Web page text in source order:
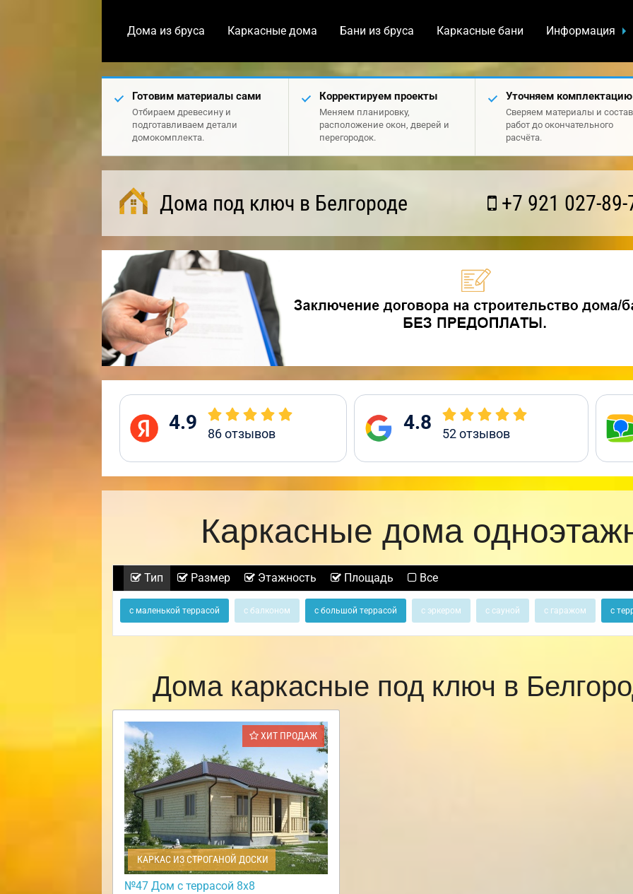
Дома из бруса Каркасные дома Бани из бруса Каркасные бани Информация
Готовим материалы сами
Отбираем древесину и
подготавливаем детали
домокомплекта.
Корректируем проекты
Меняем планировку,
расположение окон, дверей и
перегородок.
Уточняем комплектацию
Сверяем материалы и состав
работ до окончательного
расчёта.
Дома под ключ в Белгороде +7 921 027-89-
4.9 86отзывов 4.8 52отзывов
Каркасные дома
Тип Размер Этажность Площадь Все
с маленькой террасой с балконом с большой террасой с эркером с сауной с гаражом с
Дома каркасные под ключ в
ХИТ ПРОДАЖ
КАРКАС ИЗ СТРОГАНОЙ ДОСКИ
№47 Дом с террасой 8х8